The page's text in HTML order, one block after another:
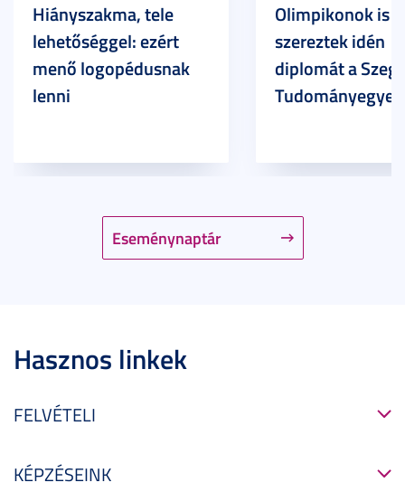
Eseménynaptár
Hiányszakma, tele
lehetőséggel: ezért
menő logopédusnak
lenni
Olimpikonok is
szereztek idén
diplomát a
Hasznos linkek
FELVÉTELI
KÉPZÉSEINK